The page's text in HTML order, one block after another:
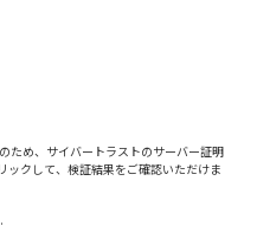
ため、サイバートラストのサーバー証明
ックして、検証結果をご確認いただけま